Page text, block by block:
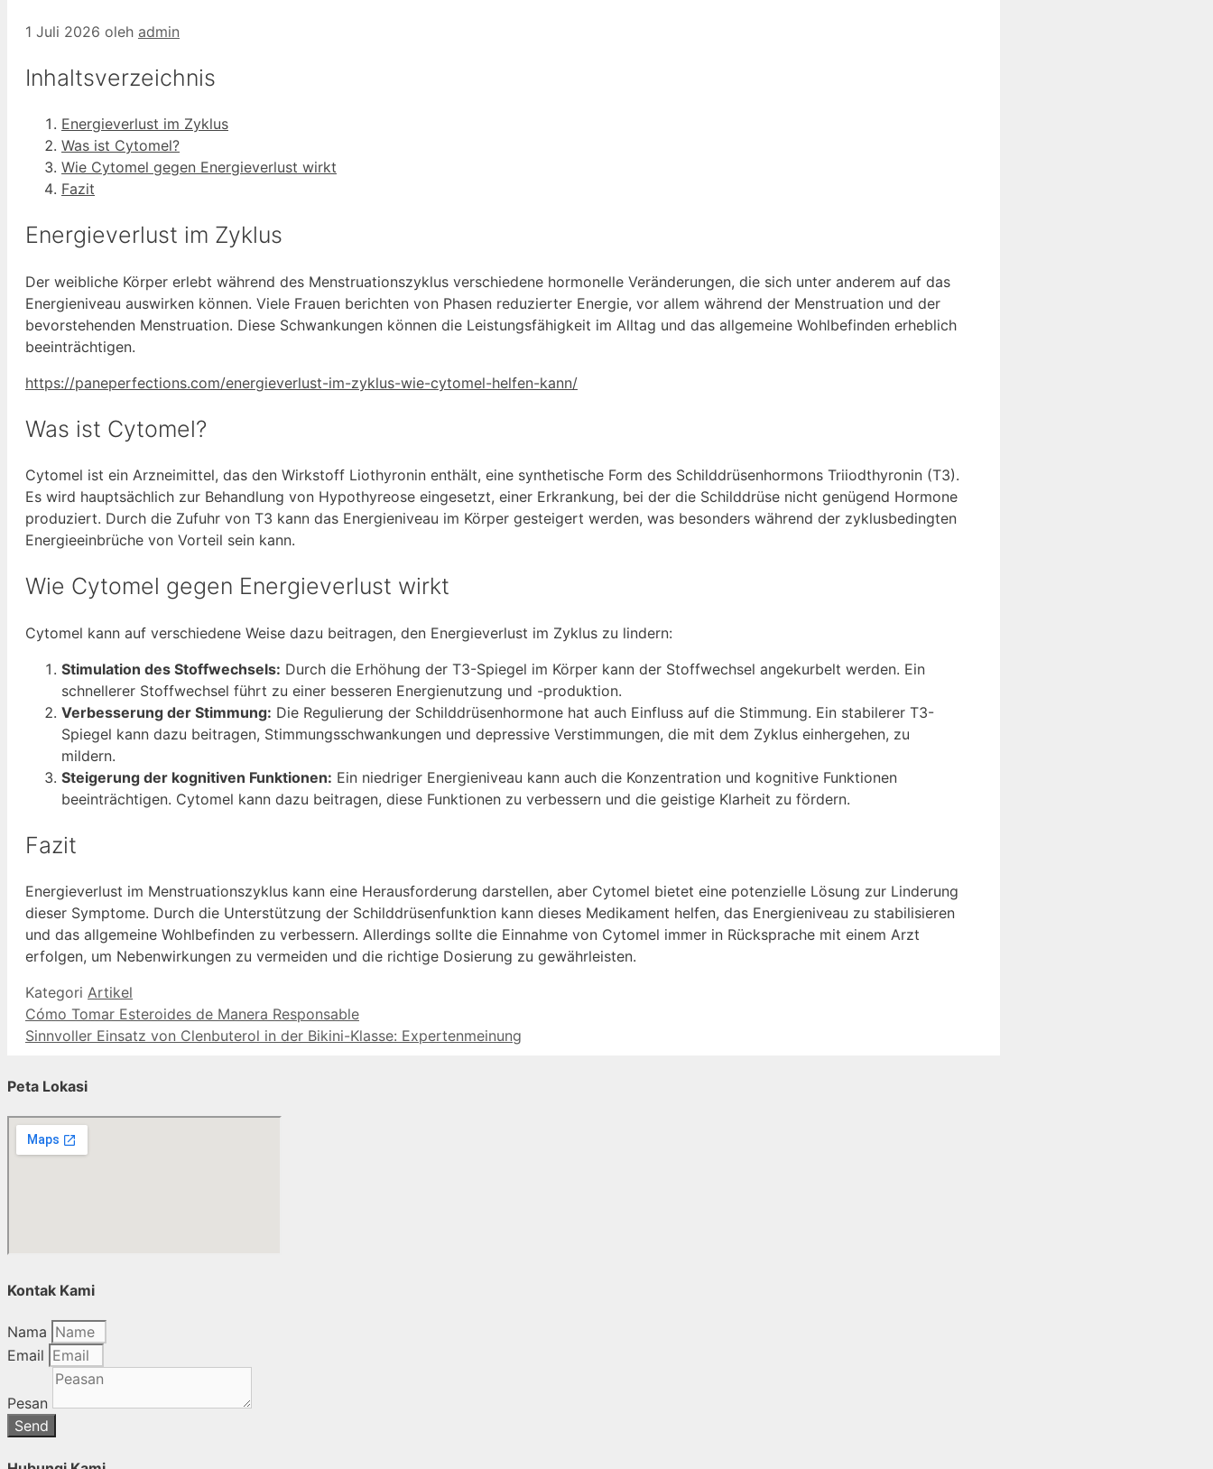
1 Juli 2026 oleh admin
Inhaltsverzeichnis
Energieverlust im Zyklus
Was ist Cytomel?
Wie Cytomel gegen Energieverlust wirkt
Fazit
Energieverlust im Zyklus
Der weibliche Körper erlebt während des Menstruationszyklus verschiedene hormonelle Veränderungen, die sich unter anderem auf das
Energieniveau auswirken können. Viele Frauen berichten von Phasen reduzierter Energie, vor allem während der Menstruation und der
bevorstehenden Menstruation. Diese Schwankungen können die Leistungsfähigkeit im Alltag und das allgemeine Wohlbefinden erheblich
beeinträchtigen.
https://paneperfections.com/energieverlust-im-zyklus-wie-cytomel-helfen-kann/
Was ist Cytomel?
Cytomel ist ein Arzneimittel, das den Wirkstoff Liothyronin enthält, eine synthetische Form des Schilddrüsenhormons Triiodthyronin (T3).
Es wird hauptsächlich zur Behandlung von Hypothyreose eingesetzt, einer Erkrankung, bei der die Schilddrüse nicht genügend Hormone
produziert. Durch die Zufuhr von T3 kann das Energieniveau im Körper gesteigert werden, was besonders während der zyklusbedingten
Energieeinbrüche von Vorteil sein kann.
Wie Cytomel gegen Energieverlust wirkt
Cytomel kann auf verschiedene Weise dazu beitragen, den Energieverlust im Zyklus zu lindern:
Stimulation des Stoffwechsels: Durch die Erhöhung der T3-Spiegel im Körper kann der Stoffwechsel angekurbelt werden. Ein
schnellerer Stoffwechsel führt zu einer besseren Energienutzung und -produktion.
Verbesserung der Stimmung: Die Regulierung der Schilddrüsenhormone hat auch Einfluss auf die Stimmung. Ein stabilerer T3-
Spiegel kann dazu beitragen, Stimmungsschwankungen und depressive Verstimmungen, die mit dem Zyklus einhergehen, zu
mildern.
Steigerung der kognitiven Funktionen: Ein niedriger Energieniveau kann auch die Konzentration und kognitive Funktionen
beeinträchtigen. Cytomel kann dazu beitragen, diese Funktionen zu verbessern und die geistige Klarheit zu fördern.
Fazit
Energieverlust im Menstruationszyklus kann eine Herausforderung darstellen, aber Cytomel bietet eine potenzielle Lösung zur Linderung
dieser Symptome. Durch die Unterstützung der Schilddrüsenfunktion kann dieses Medikament helfen, das Energieniveau zu stabilisieren
und das allgemeine Wohlbefinden zu verbessern. Allerdings sollte die Einnahme von Cytomel immer in Rücksprache mit einem Arzt
erfolgen, um Nebenwirkungen zu vermeiden und die richtige Dosierung zu gewährleisten.
Kategori Artikel
Cómo Tomar Esteroides de Manera Responsable
Sinnvoller Einsatz von Clenbuterol in der Bikini-Klasse: Expertenmeinung
Peta Lokasi
Kontak Kami
Nama
Email
Pesan
Send